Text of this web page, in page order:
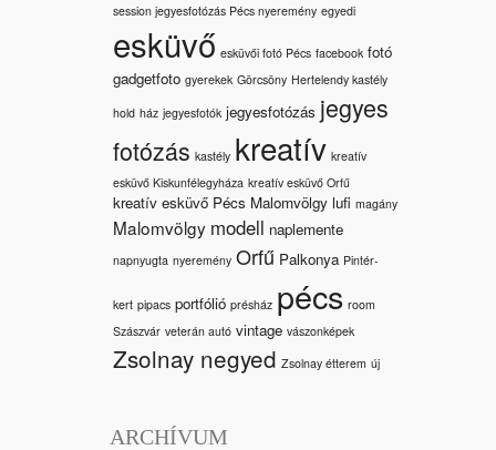
session jegyesfotózás Pécs nyeremény egyedi
esküvő esküvői fotó Pécs facebook fotó
gadgetfoto gyerekek Görcsöny Hertelendy kastély
hold ház jegyesfotók jegyesfotózás jegyes
fotózás kastély kreatív kreatív
esküvő Kiskunfélegyháza kreatív esküvő Orfű
kreatív esküvő Pécs Malomvölgy lufi magány
Malomvölgy modell naplemente
napnyugta nyeremény Orfű Palkonya Pintér-
kert pipacs portfólió présház pécs room
Szászvár veterán autó vintage vászonképek
Zsolnay negyed Zsolnay étterem új
ARCHÍVUM